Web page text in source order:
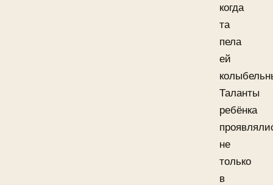
когда
та
пела
ей
Таланты
ребёнка
не
только
в